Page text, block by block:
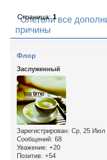
Слетели все
причины
Страница:1
Флор
Заслуженный
Зарегистрирован: Ср, 25 Июл
Сообщений: 68
Уважение: +20
Позитив: +54